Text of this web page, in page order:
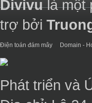
Divivulà một
trợ bởi
Điện toán đám mây Domain -
Phát triển và